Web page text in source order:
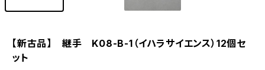
【新古品】 継手 K08-B-1（イハラサイエンス）12個セ
ット